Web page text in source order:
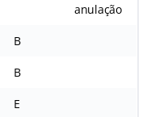
anulação
B
B
E